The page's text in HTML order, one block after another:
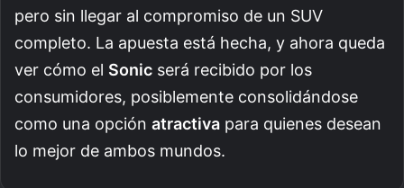
pero sin llegar al compromiso de un SUV
completo. La apuesta está hecha, y ahora queda
ver cómo el Sonic será recibido por los
consumidores, posiblemente consolidándose
como una opción atractiva para quienes desean
lo mejor de ambos mundos.